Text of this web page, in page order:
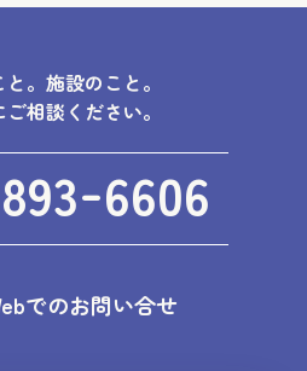
。施設のこと。
相談ください。
893-6606
でのお問い合せ